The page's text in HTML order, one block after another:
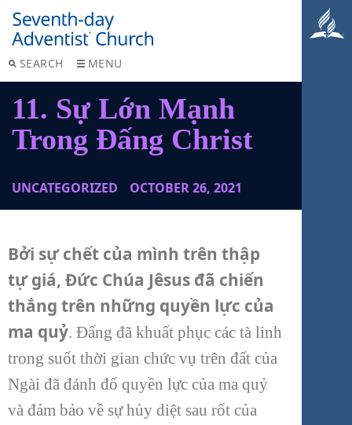
SEARCH MENU
11. Sự Lớn Mạnh
Trong Đấng Christ
UNCATEGORIZED OCTOBER 26, 2021
Bởi sự chết của mình trên thập
tự giá, Đức Chúa Jêsus đã chiến
thắng trên những quyền lực của
ma quỷ. Đấng đã khuất phục các tà linh
trong suốt thời gian chức vụ trên đất của
Ngài đã đánh đổ quyền lực của ma quỷ
và đảm bảo về sự hủy diệt sau rốt của